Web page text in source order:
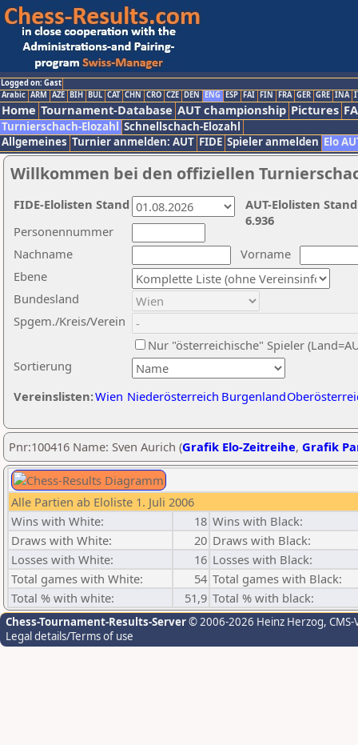
Logged on: Gast
Arabic ARM AZE BIH BUL CAT CHN CRO CZE DEN ENG ESP FAI FIN FRA GER GRE INA
Home Tournament-Database AUT championship Pictures
Turnierschach-Elozahl Schnellschach-Elozahl
Allgemeines Turnier anmelden: AUT FIDE Spieler anmelden Elo
Willkommen bei den offiziellen
Nachname
Vorname
Ebene
Sortierung
Personennummer
Bundesland
Spgem./Kreis/Verein
Nur "österreichische" Spieler
Vereinslisten:Wien Niederösterreich Burgenland
AUT-Elolisten
6.936
FIDE-Elolisten Stand
Pnr:100416 Name: Sven Aurich (Grafik Elo-Zeitreihe, Grafik
Alle Partien ab Eloliste 1. Juli 2006
Wins with White:
18 Wins with Black:
Draws with White:
20 Draws with Black:
Losses with White:
16 Losses with Black:
Total games with White:
54 Total games with Black:
Total % with white:
51,9 Total % with black:
Chess-Tournament-Results-Server© 2006-2026 Heinz Herzog,
Legal details/Terms of use